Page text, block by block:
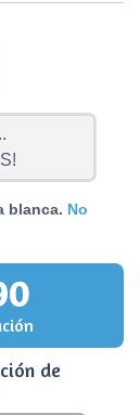
blanca. No
de